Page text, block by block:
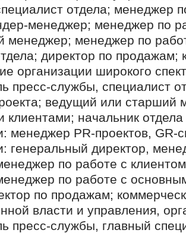
отдела; менеджер
менеджер; менеджер по
менеджер; менеджер по
директор по продажам;
организации широкого
пресс-службы, специалист
ведущий или старший
клиентами; начальник
менеджер PR-проектов, GR-
генеральный директор,
по работе с
по работе с
по продажам;
власти и управления,
пресс-службы, главный